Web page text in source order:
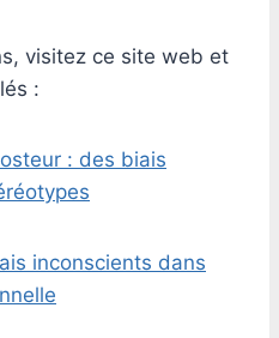
visitez ce site web et
:
: des biais
inconscients dans